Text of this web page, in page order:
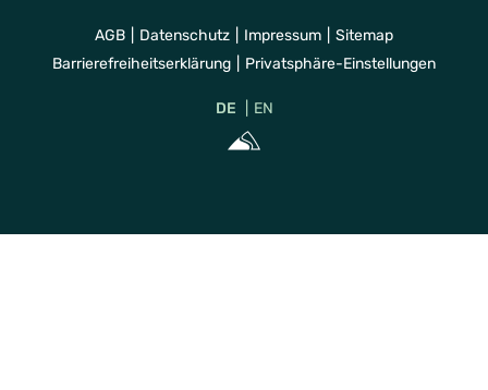
AGB Datenschutz Impressum
Sitemap
Barrierefreiheitserklärung
Privatsphäre-Einstellungen
DE EN
Sportalpen